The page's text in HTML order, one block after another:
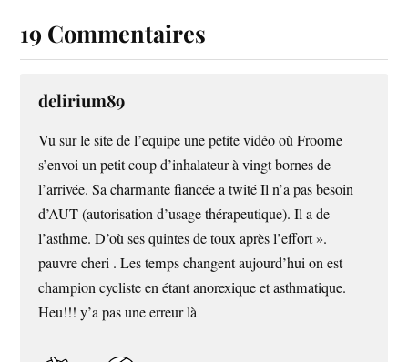
19 Commentaires
delirium89
Vu sur le site de l’equipe une petite vidéo où Froome
s’envoi un petit coup d’inhalateur à vingt bornes de
l’arrivée. Sa charmante fiancée a twité Il n’a pas besoin
d’AUT (autorisation d’usage thérapeutique). Il a de
l’asthme. D’où ses quintes de toux après l’effort ».
pauvre cheri . Les temps changent aujourd’hui on est
champion cycliste en étant anorexique et asthmatique.
Heu!!! y’a pas une erreur là